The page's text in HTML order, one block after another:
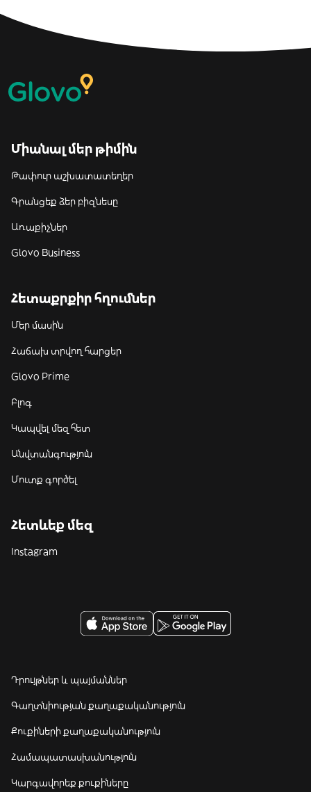
Միանալ մեր թիմին
Թափուր աշխատատեղեր
Գրանցեք ձեր բիզնեսը
Առաքիչներ
Glovo Business
Հետաքրքիր հղումներ
Մեր մասին
Հաճախ տրվող հարցեր
Glovo Prime
Բլոգ
Կապվել մեզ հետ
Անվտանգություն
Մուտք գործել
Հետևեք մեզ
Instagram
Դրույթներ և պայմաններ
Գաղտնիության քաղաքականություն
Քուքիների քաղաքականություն
Համապատասխանություն
Կարգավորեք քուքիները